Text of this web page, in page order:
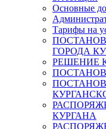
Основные
Тарифы на
ГОРОДА
РЕШЕНИЕ
КУРГАНА